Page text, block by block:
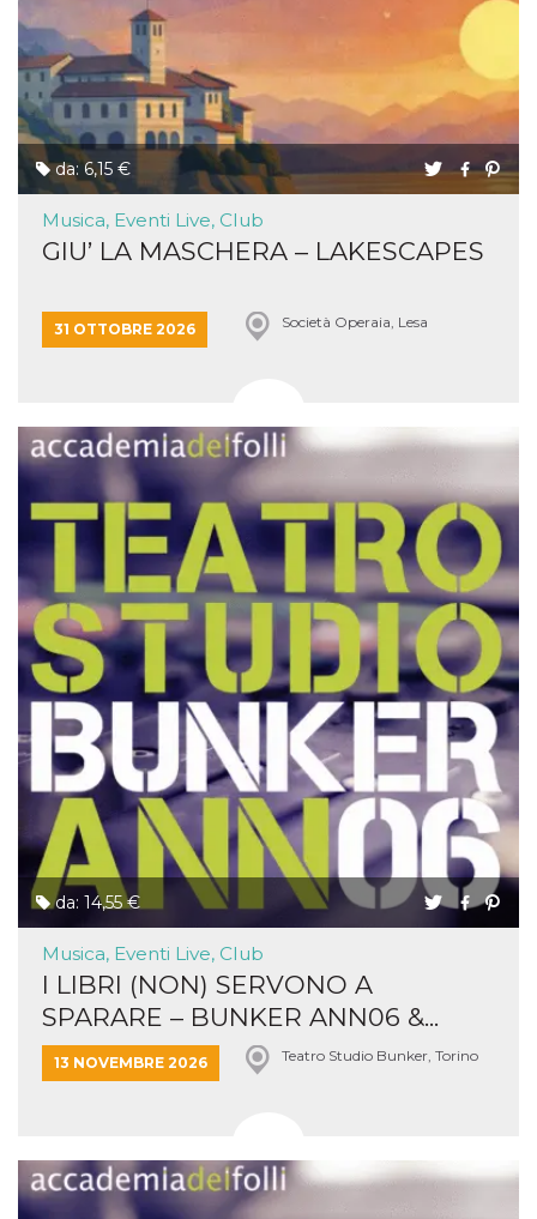
da: 6,15 €
Musica, Eventi Live, Club
GIU’ LA MASCHERA – LAKESCAPES
31 OTTOBRE 2026 Società Operaia, Lesa
da: 14,55 €
Musica, Eventi Live, Club
I LIBRI (NON) SERVONO A
SPARARE – BUNKER ANN06 &...
13 NOVEMBRE 2026 Teatro Studio Bunker, Torino